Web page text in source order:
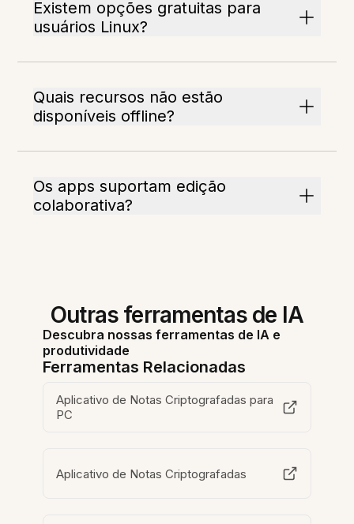
Existem opções gratuitas para
usuários Linux?
Quais recursos não estão
disponíveis offline?
Os apps suportam edição
colaborativa?
Outras ferramentas de IA
Descubra nossas ferramentas de IA e
produtividade
Ferramentas Relacionadas
Aplicativo de Notas Criptografadas para
PC
Aplicativo de Notas Criptografadas